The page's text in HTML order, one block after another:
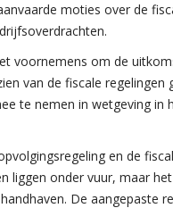
moties over de
voornemens om de
van de fiscale regelingen
te nemen in wetgeving in
en de
liggen onder vuur, maar
De aangepaste